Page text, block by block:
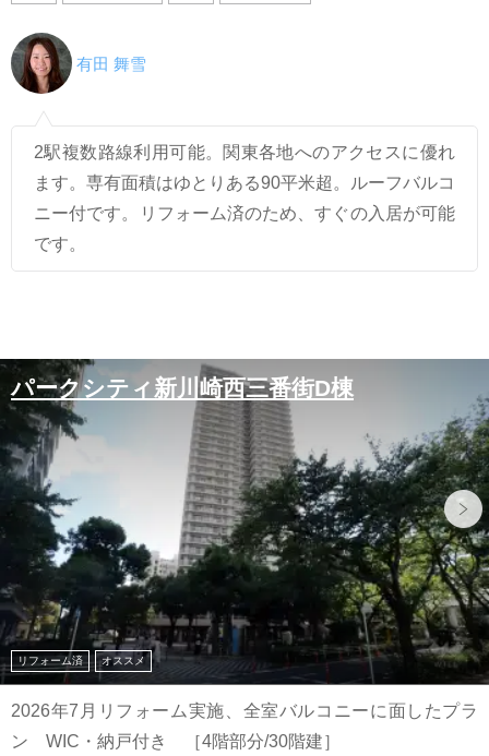
有田 舞雪
2駅複数路線利用可能。関東各地へのアクセスに優れ
ます。専有面積はゆとりある90平米超。ルーフバルコ
ニー付です。リフォーム済のため、すぐの入居が可能
です。
パークシティ新川崎西三番街D棟
リフォーム済 オススメ
2026年7月リフォーム実施、全室バルコニーに面したプラ
ン WIC・納戸付き ［4階部分/30階建］